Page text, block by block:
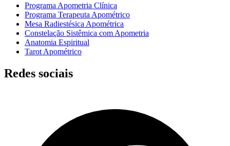
Programa Apometria Clínica
Programa Terapeuta Apométrico
Mesa Radiestésica Apométrica
Constelação Sistêmica com Apometria
Anatomia Espiritual
Tarot Apométrico
Redes sociais